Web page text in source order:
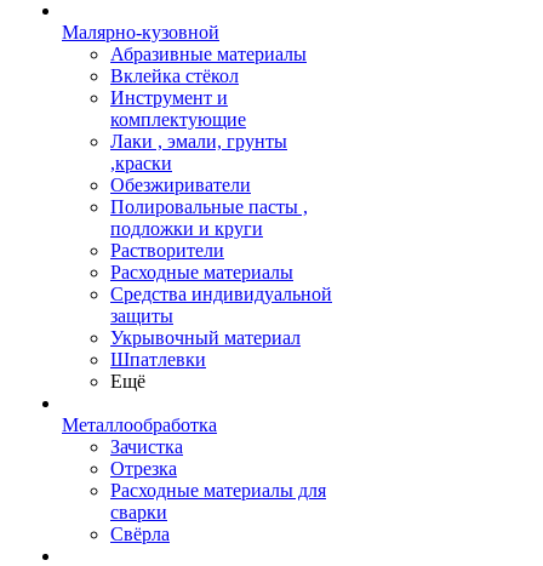
Малярно-кузовной
Абразивные материалы
Вклейка стёкол
Инструмент и
комплектующие
Лаки , эмали, грунты
,краски
Обезжириватели
Полировальные пасты ,
подложки и круги
Растворители
Расходные материалы
Средства индивидуальной
защиты
Укрывочный материал
Шпатлевки
Ещё
Металлообработка
Зачистка
Отрезка
Расходные материалы для
сварки
Свёрла